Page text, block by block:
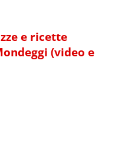
e ricette
(video e